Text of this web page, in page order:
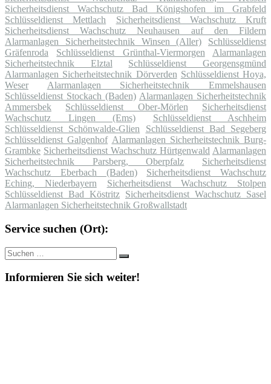
Sicherheitsdienst Wachschutz Bad Königshofen im Grabfeld
Schlüsseldienst Mettlach
Sicherheitsdienst Wachschutz Kruft
Sicherheitsdienst Wachschutz Neuhausen auf den Fildern
Alarmanlagen Sicherheitstechnik Winsen (Aller)
Schlüsseldienst
Gräfenroda
Schlüsseldienst Grünthal-Viermorgen
Alarmanlagen
Sicherheitstechnik Elztal
Schlüsseldienst Georgensgmünd
Alarmanlagen Sicherheitstechnik Dörverden Schlüsseldienst Hoya,
Weser
Alarmanlagen Sicherheitstechnik Emmelshausen
Schlüsseldienst Stockach (Baden) Alarmanlagen Sicherheitstechnik
Ammersbek
Schlüsseldienst Ober-Mörlen
Sicherheitsdienst
Wachschutz Lingen (Ems)
Schlüsseldienst Aschheim
Schlüsseldienst Schönwalde-Glien
Schlüsseldienst Bad Segeberg
Schlüsseldienst Galgenhof Alarmanlagen Sicherheitstechnik Burg-
Grambke Sicherheitsdienst Wachschutz Hürtgenwald Alarmanlagen
Sicherheitstechnik Parsberg, Oberpfalz
Sicherheitsdienst
Wachschutz Eberbach (Baden)
Sicherheitsdienst Wachschutz
Eching, Niederbayern
Sicherheitsdienst Wachschutz Stolpen
Schlüsseldienst Bad Köstritz Sicherheitsdienst Wachschutz Sasel
Alarmanlagen Sicherheitstechnik Großwallstadt
Service suchen (Ort):
Suche
nach:
Suchen
Informieren Sie sich weiter!